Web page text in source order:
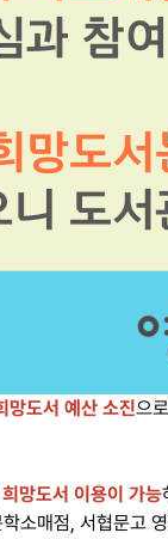
망도서 예산 소진으
망도서 이용이 가능
소매점, 서협문고